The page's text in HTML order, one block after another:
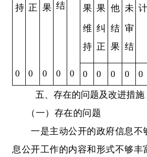
持 正 果 结
果
维
持
果
纠
正
他
结
果
未
审
结
计
0 0 0 0 0 0 0 0 0 0
五、存在的问题及改进措施
（一）存在的问题
一是主动公开的政府信息不
息公开工作的内容和形式不够丰